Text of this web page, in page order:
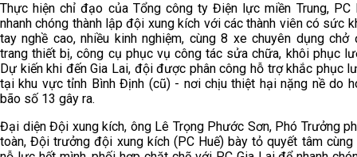
Thực hiện chỉ đạo của Tổng công ty Điện lực miền Trung, PC
nhanh chóng thành lập đội xung kích với các thành viên có sức
tay nghề cao, nhiều kinh nghiệm, cùng 8 xe chuyên dụng chở
trang thiết bị, công cụ phục vụ công tác sửa chữa, khôi phục
Dự kiến khi đến Gia Lai, đội được phân công hỗ trợ khắc phục
tại khu vực tỉnh Bình Định (cũ) - nơi chịu thiệt hại nặng nề do
bão số 13 gây ra.
Đại diện Đội xung kích, ông Lê Trọng Phước Sơn, Phó Trưởng
toàn, Đội trưởng đội xung kích (PC Huế) bày tỏ quyết tâm cùng